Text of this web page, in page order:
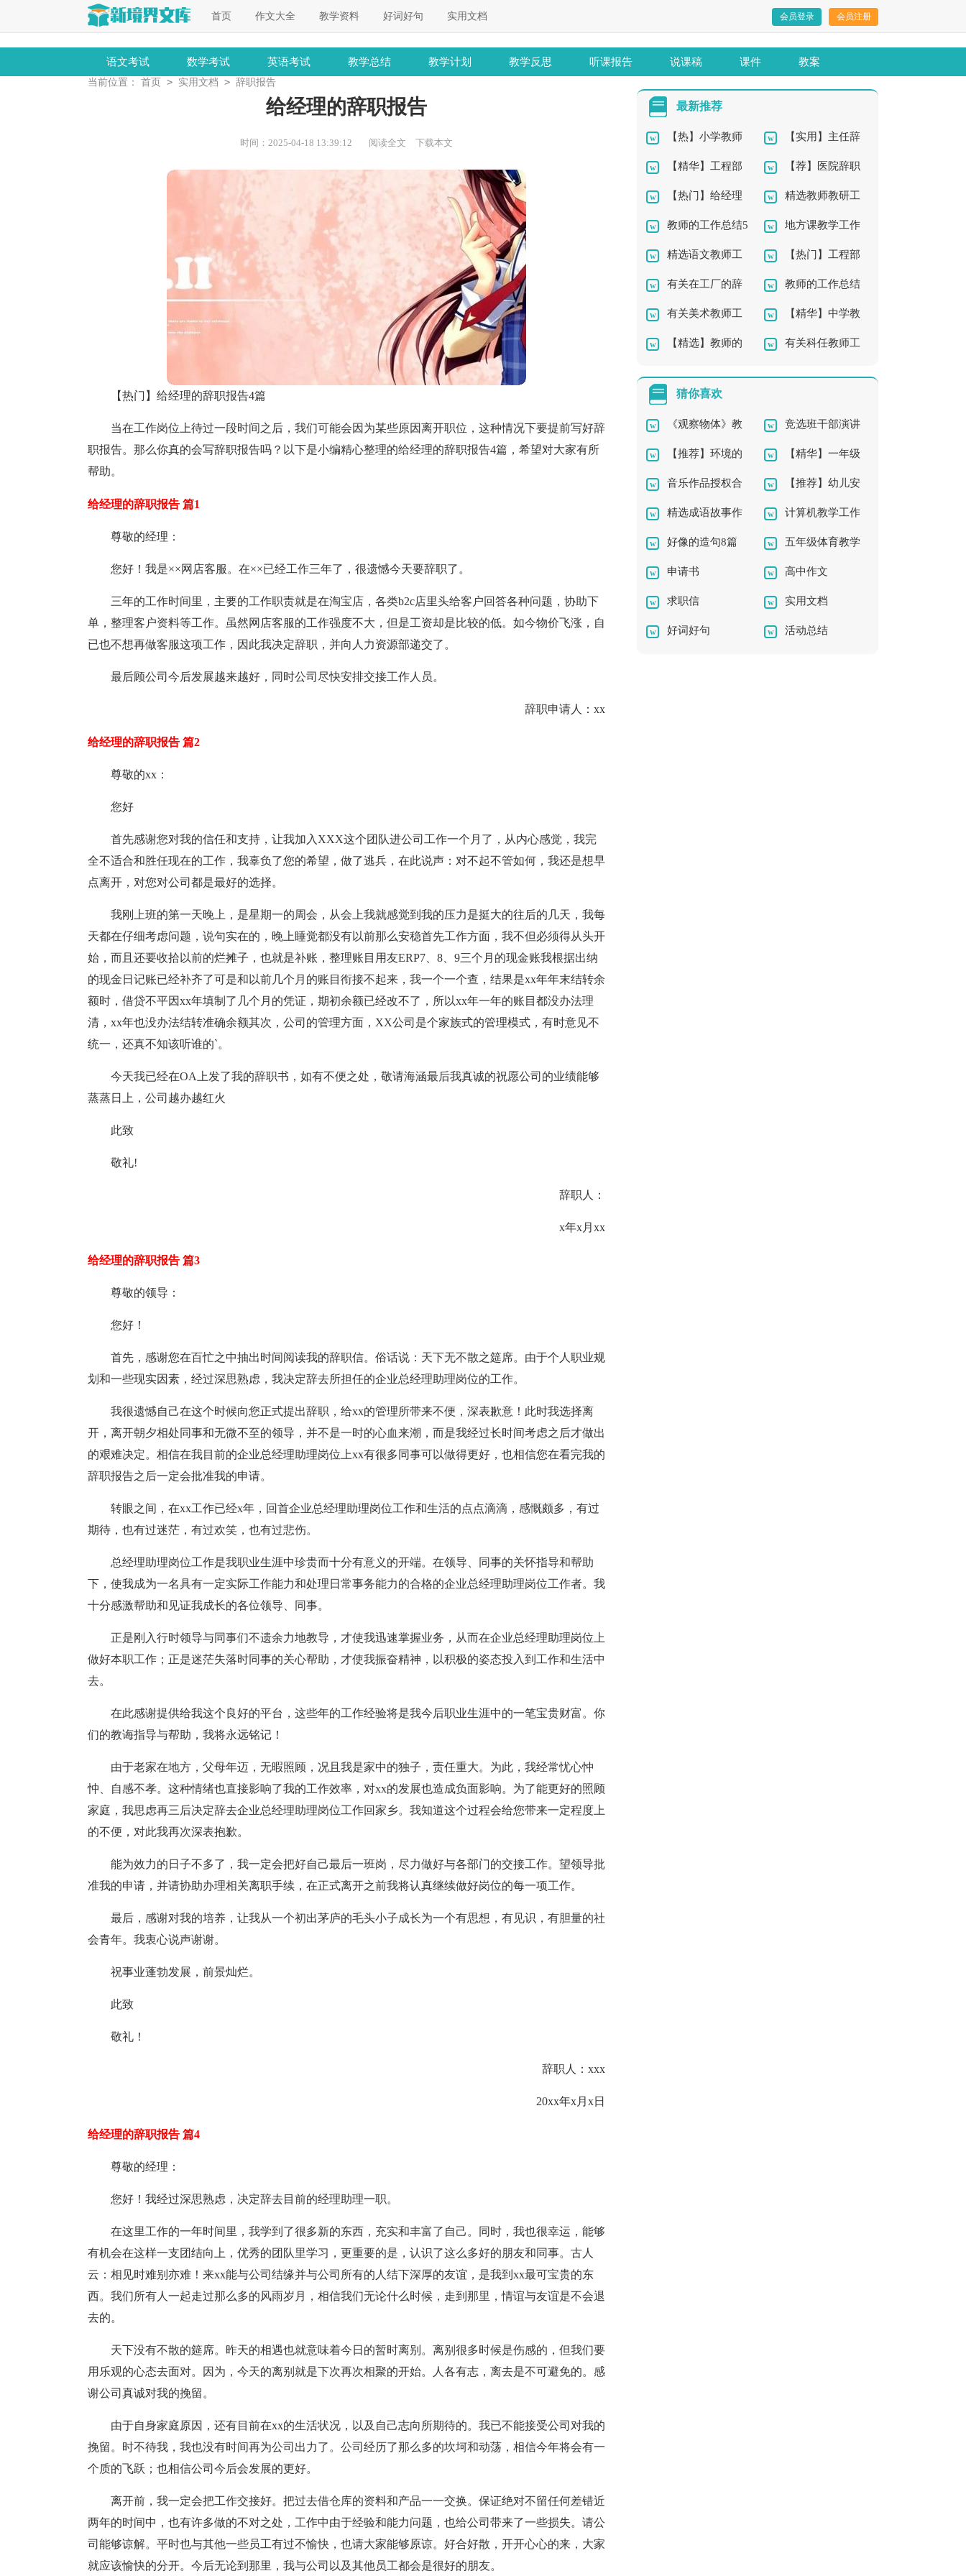
首页 作文大全 教学资料 好词好句 实用文档 会员登录 会员注册
语文考试 数学考试 英语考试 教学总结 教学计划 教学反思 听课报告 说课稿 课件 教案
当前位置： 首页 > 实用文档 > 辞职报告
给经理的辞职报告
时间：2025-04-18 13:39:12 阅读全文 下载本文
【热门】给经理的辞职报告4篇
当在工作岗位上待过一段时间之后，我们可能会因为某些原因离开职位，这种情况下要提前写好辞
职报告。那么你真的会写辞职报告吗？以下是小编精心整理的给经理的辞职报告4篇，希望对大家有所
帮助。
给经理的辞职报告 篇1
尊敬的经理：
您好！我是××网店客服。在××已经工作三年了，很遗憾今天要辞职了。
三年的工作时间里，主要的工作职责就是在淘宝店，各类b2c店里头给客户回答各种问题，协助下
单，整理客户资料等工作。虽然网店客服的工作强度不大，但是工资却是比较的低。如今物价飞涨，自
已也不想再做客服这项工作，因此我决定辞职，并向人力资源部递交了。
最后顾公司今后发展越来越好，同时公司尽快安排交接工作人员。
辞职申请人：xx
给经理的辞职报告 篇2
尊敬的xx：
您好
首先感谢您对我的信任和支持，让我加入XXX这个团队进公司工作一个月了，从内心感觉，我完
全不适合和胜任现在的工作，我辜负了您的希望，做了逃兵，在此说声：对不起不管如何，我还是想早
点离开，对您对公司都是最好的选择。
我刚上班的第一天晚上，是星期一的周会，从会上我就感觉到我的压力是挺大的往后的几天，我每
天都在仔细考虑问题，说句实在的，晚上睡觉都没有以前那么安稳首先工作方面，我不但必须得从头开
始，而且还要收拾以前的烂摊子，也就是补账，整理账目用友ERP7、8、9三个月的现金账我根据出纳
的现金日记账已经补齐了可是和以前几个月的账目衔接不起来，我一个一个查，结果是xx年年末结转余
额时，借贷不平因xx年填制了几个月的凭证，期初余额已经改不了，所以xx年一年的账目都没办法理
清，xx年也没办法结转准确余额其次，公司的管理方面，XX公司是个家族式的管理模式，有时意见不
统一，还真不知该听谁的`。
今天我已经在OA上发了我的辞职书，如有不便之处，敬请海涵最后我真诚的祝愿公司的业绩能够
蒸蒸日上，公司越办越红火
此致
敬礼!
辞职人：
x年x月xx
给经理的辞职报告 篇3
尊敬的领导：
您好！
首先，感谢您在百忙之中抽出时间阅读我的辞职信。俗话说：天下无不散之筵席。由于个人职业规
划和一些现实因素，经过深思熟虑，我决定辞去所担任的企业总经理助理岗位的工作。
我很遗憾自己在这个时候向您正式提出辞职，给xx的管理所带来不便，深表歉意！此时我选择离
开，离开朝夕相处同事和无微不至的领导，并不是一时的心血来潮，而是我经过长时间考虑之后才做出
的艰难决定。相信在我目前的企业总经理助理岗位上xx有很多同事可以做得更好，也相信您在看完我的
辞职报告之后一定会批准我的申请。
转眼之间，在xx工作已经x年，回首企业总经理助理岗位工作和生活的点点滴滴，感慨颇多，有过
期待，也有过迷茫，有过欢笑，也有过悲伤。
总经理助理岗位工作是我职业生涯中珍贵而十分有意义的开端。在领导、同事的关怀指导和帮助
下，使我成为一名具有一定实际工作能力和处理日常事务能力的合格的企业总经理助理岗位工作者。我
十分感激帮助和见证我成长的各位领导、同事。
正是刚入行时领导与同事们不遗余力地教导，才使我迅速掌握业务，从而在企业总经理助理岗位上
做好本职工作；正是迷茫失落时同事的关心帮助，才使我振奋精神，以积极的姿态投入到工作和生活中
去。
在此感谢提供给我这个良好的平台，这些年的工作经验将是我今后职业生涯中的一笔宝贵财富。你
们的教诲指导与帮助，我将永远铭记！
由于老家在地方，父母年迈，无暇照顾，况且我是家中的独子，责任重大。为此，我经常忧心忡
忡、自感不孝。这种情绪也直接影响了我的工作效率，对xx的发展也造成负面影响。为了能更好的照顾
家庭，我思虑再三后决定辞去企业总经理助理岗位工作回家乡。我知道这个过程会给您带来一定程度上
的不便，对此我再次深表抱歉。
能为效力的日子不多了，我一定会把好自己最后一班岗，尽力做好与各部门的交接工作。望领导批
准我的申请，并请协助办理相关离职手续，在正式离开之前我将认真继续做好岗位的每一项工作。
最后，感谢对我的培养，让我从一个初出茅庐的毛头小子成长为一个有思想，有见识，有胆量的社
会青年。我衷心说声谢谢。
祝事业蓬勃发展，前景灿烂。
此致
敬礼！
辞职人：xxx
20xx年x月x日
给经理的辞职报告 篇4
尊敬的经理：
您好！我经过深思熟虑，决定辞去目前的经理助理一职。
在这里工作的一年时间里，我学到了很多新的东西，充实和丰富了自己。同时，我也很幸运，能够
有机会在这样一支团结向上，优秀的团队里学习，更重要的是，认识了这么多好的朋友和同事。古人
云：相见时难别亦难！来xx能与公司结缘并与公司所有的人结下深厚的友谊，是我到xx最可宝贵的东
西。我们所有人一起走过那么多的风雨岁月，相信我们无论什么时候，走到那里，情谊与友谊是不会退
去的。
天下没有不散的筵席。昨天的相遇也就意味着今日的暂时离别。离别很多时候是伤感的，但我们要
用乐观的心态去面对。因为，今天的离别就是下次再次相聚的开始。人各有志，离去是不可避免的。感
谢公司真诚对我的挽留。
由于自身家庭原因，还有目前在xx的生活状况，以及自己志向所期待的。我已不能接受公司对我的
挽留。时不待我，我也没有时间再为公司出力了。公司经历了那么多的坎坷和动荡，相信今年将会有一
个质的飞跃；也相信公司今后会发展的更好。
离开前，我一定会把工作交接好。把过去借仓库的资料和产品一一交换。保证绝对不留任何差错近
两年的时间中，也有许多做的不对之处，工作中由于经验和能力问题，也给公司带来了一些损失。请公
司能够谅解。平时也与其他一些员工有过不愉快，也请大家能够原谅。好合好散，开开心心的来，大家
就应该愉快的分开。今后无论到那里，我与公司以及其他员工都会是很好的朋友。
最新推荐
【热】小学教师
辞职报告10篇
【实用】主任辞
职报告四篇
【精华】工程部
年终工作总结10篇
【荐】医院辞职
报告
【热门】给经理
的辞职报告4篇
精选教师教研工
作总结4篇
教师的工作总结5
篇
地方课教学工作
总结
精选语文教师工
作总结9篇
【热门】工程部
年终工作总结4篇
有关在工厂的辞
职报告4篇
教师的工作总结
集锦10篇
有关美术教师工
作总结四篇
【精华】中学教
师工作总结9篇
【精选】教师的 有关科任教师工
猜你喜欢
《观察物体》教
学反思 15篇
竞选班干部演讲
稿精选15篇
【推荐】环境的
辞职报告三篇
【精华】一年级
作文300字集锦7篇
音乐作品授权合
同通用版
【推荐】幼儿安
全工作计划4篇
精选成语故事作
文600字4篇
计算机教学工作
计划
好像的造句8篇 五年级体育教学
工作计划
申请书 高中作文
求职信 实用文档
好词好句 活动总结